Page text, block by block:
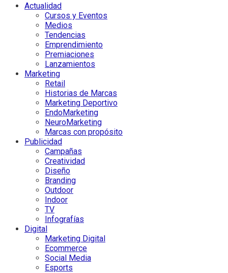
Actualidad
Cursos y Eventos
Medios
Tendencias
Emprendimiento
Premiaciones
Lanzamientos
Marketing
Retail
Historias de Marcas
Marketing Deportivo
EndoMarketing
NeuroMarketing
Marcas con propósito
Publicidad
Campañas
Creatividad
Diseño
Branding
Outdoor
Indoor
TV
Infografías
Digital
Marketing Digital
Ecommerce
Social Media
Esports